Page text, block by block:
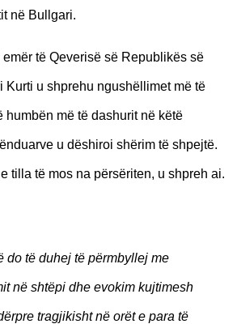
në Bullgari.
të Qeverisë së Republikës së
Kurti u shprehu ngushëllimet më të
humbën më të dashurit në këtë
u dëshiroi shërim të shpejtë.
tilla të mos na përsëriten, u shpreh ai.
do të duhej të përmbyllej me
në shtëpi dhe evokim kujtimesh
tragjikisht në orët e para të